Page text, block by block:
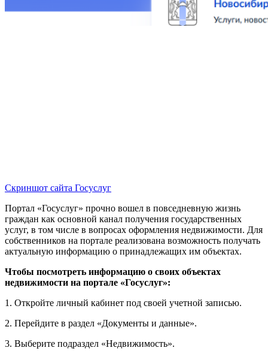
Скриншот сайта Госуслуг
Портал «Госуслуг» прочно вошел в повседневную жизнь
граждан как основной канал получения государственных
услуг, в том числе в вопросах оформления недвижимости. Для
собственников на портале реализована возможность получать
актуальную информацию о принадлежащих им объектах.
Чтобы посмотреть информацию о своих объектах
недвижимости на портале «Госуслуг»:
1. Откройте личный кабинет под своей учетной записью.
2. Перейдите в раздел «Документы и данные».
3. Выберите подраздел «Недвижимость».